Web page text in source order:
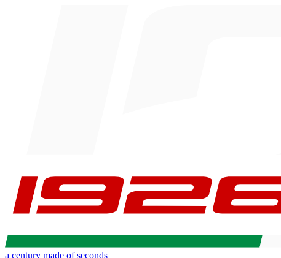
a century made of seconds